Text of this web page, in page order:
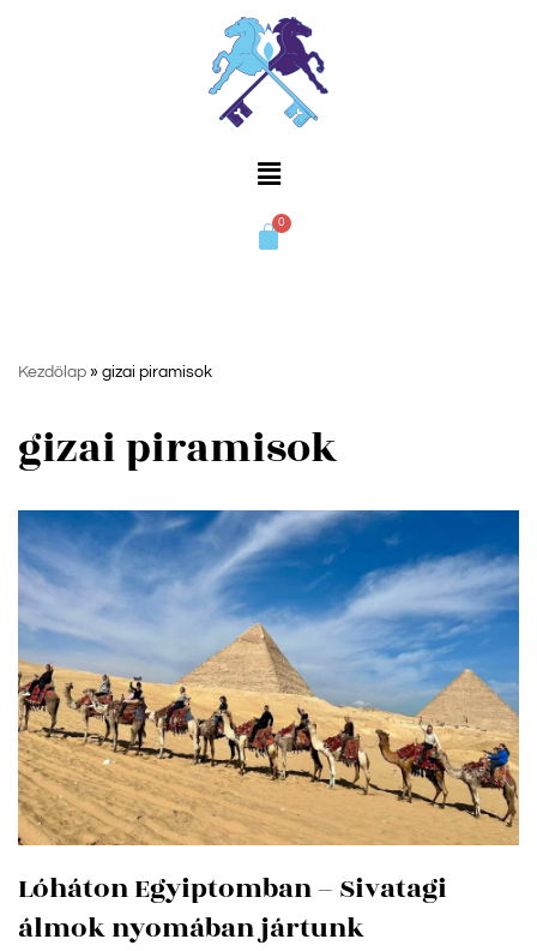
Kezdőlap » gizai piramisok
gizai piramisok
Lóháton Egyiptomban – Sivatagi
álmok nyomában jártunk